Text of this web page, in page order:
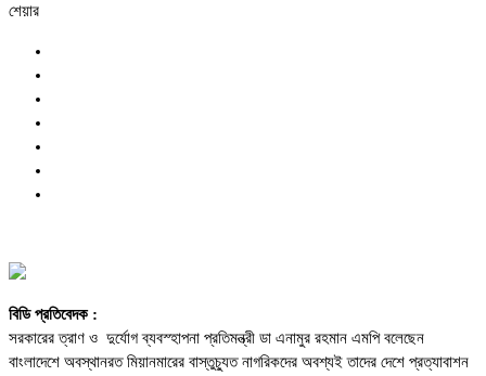
শেয়ার
বিডি প্রতিবেদক :
সরকারের ত্রাণ ও দুর্যোগ ব্যবস্হাপনা প্রতিমন্ত্রী ডা এনামুর রহমান এমপি বলেছেন
বাংলাদেশে অবস্থানরত মিয়ানমারের বাস্তুচ্যুত নাগরিকদের অবশ্যই তাদের দেশে প্রত্যাবাশন